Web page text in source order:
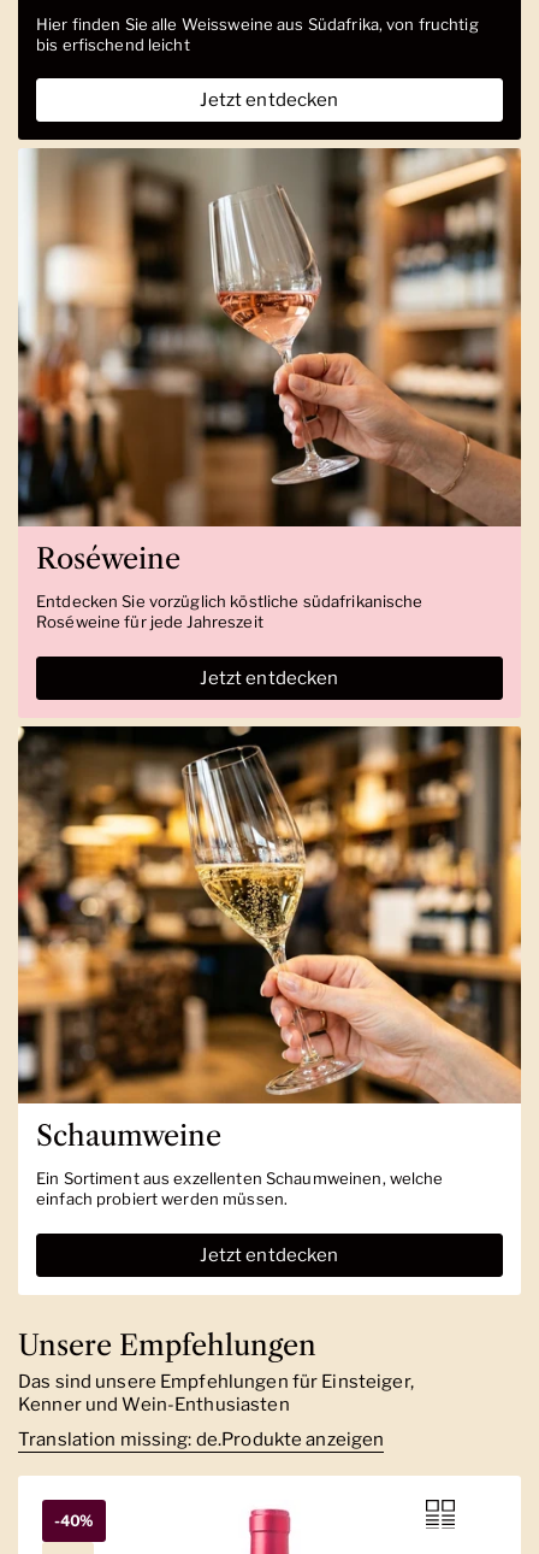
Hier finden Sie alle Weissweine aus Südafrika, von fruchtig
bis erfischend leicht
Jetzt entdecken
Roséweine
Entdecken Sie vorzüglich köstliche südafrikanische
Roséweine für jede Jahreszeit
Jetzt entdecken
Schaumweine
Ein Sortiment aus exzellenten Schaumweinen, welche
einfach probiert werden müssen.
Jetzt entdecken
Unsere Empfehlungen
Das sind unsere Empfehlungen für Einsteiger,
Kenner und Wein-Enthusiasten
Translation missing: de.Produkte anzeigen
-40%